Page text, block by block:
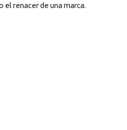
el renacer de una marca.